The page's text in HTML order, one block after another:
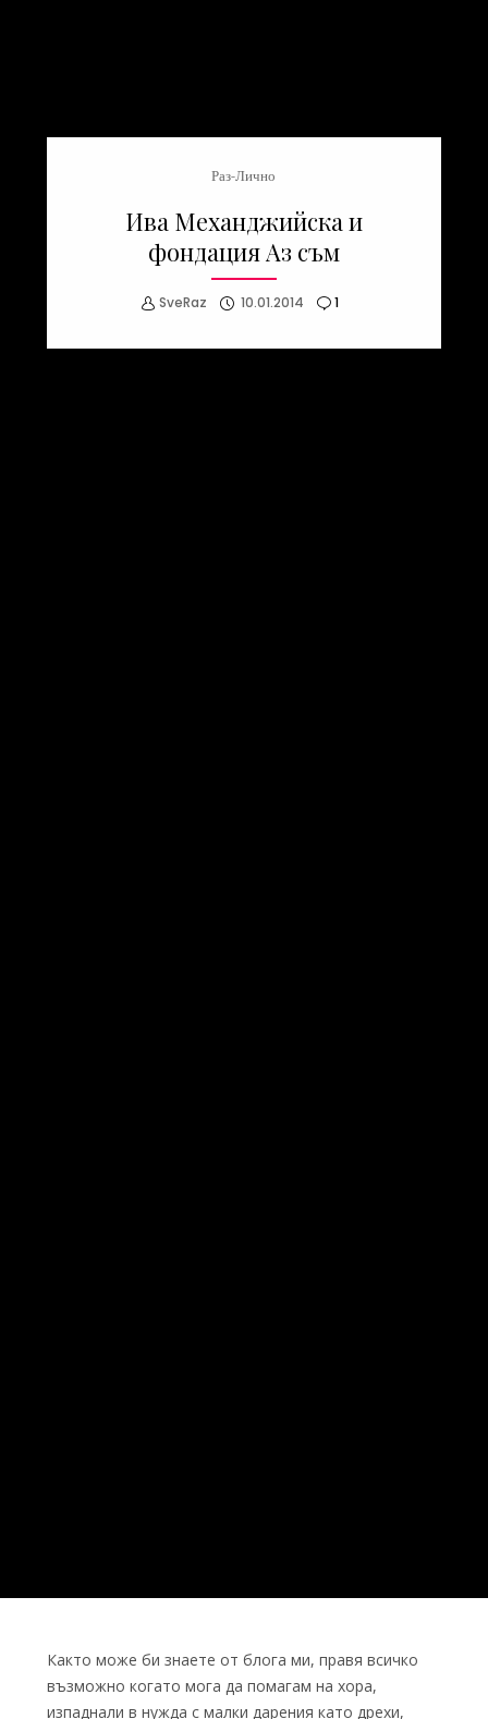
Раз-Лично
Ива Механджийска и
фондация Аз съм
SveRaz 10.01.2014 1
Както може би знаете от блога ми, правя всичко
възможно когато мога да помагам на хора,
изпаднали в нужда с малки дарения като дрехи,